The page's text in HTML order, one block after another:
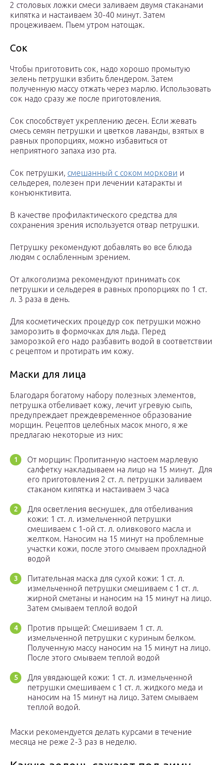
2 столовых ложки смеси заливаем двумя стаканами
кипятка и настаиваем 30-40 минут. Затем
процеживаем. Пьем утром натощак.
Сок
Чтобы приготовить сок, надо хорошо промытую
зелень петрушки взбить блендером. Затем
полученную массу отжать через марлю. Использовать
сок надо сразу же после приготовления.
Сок способствует укреплению десен. Если жевать
смесь семян петрушки и цветков лаванды, взятых в
равных пропорциях, можно избавиться от
неприятного запаха изо рта.
Сок петрушки, смешанный с соком моркови и
сельдерея, полезен при лечении катаракты и
конъюнктивита.
В качестве профилактического средства для
сохранения зрения используется отвар петрушки.
Петрушку рекомендуют добавлять во все блюда
людям с ослабленным зрением.
От алкоголизма рекомендуют принимать сок
петрушки и сельдерея в равных пропорциях по 1 ст.
л. 3 раза в день.
Для косметических процедур сок петрушки можно
заморозить в формочках для льда. Перед
заморозкой его надо разбавить водой в соответствии
с рецептом и протирать им кожу.
Маски для лица
Благодаря богатому набору полезных элементов,
петрушка отбеливает кожу, лечит угревую сыпь,
предупреждает преждевременное образование
морщин. Рецептов целебных масок много, я же
предлагаю некоторые из них:
От морщин: Пропитанную настоем марлевую
салфетку накладываем на лицо на 15 минут. Для
его приготовления 2 ст. л. петрушки заливаем
стаканом кипятка и настаиваем 3 часа
Для осветления веснушек, для отбеливания
кожи: 1 ст. л. измельченной петрушки
смешиваем с 1-ой ст. л. оливкового масла и
желтком. Наносим на 15 минут на проблемные
участки кожи, после этого смываем прохладной
водой
Питательная маска для сухой кожи: 1 ст. л.
измельченной петрушки смешиваем с 1 ст. л.
жирной сметаны и наносим на 15 минут на лицо.
Затем смываем теплой водой
Против прыщей: Смешиваем 1 ст. л.
измельченной петрушки с куриным белком.
Полученную массу наносим на 15 минут на лицо.
После этого смываем теплой водой
Для увядающей кожи: 1 ст. л. измельченной
петрушки смешиваем с 1 ст. л. жидкого меда и
наносим на 15 минут на лицо. Затем смываем
теплой водой.
Маски рекомендуется делать курсами в течение
месяца не реже 2-3 раз в неделю.